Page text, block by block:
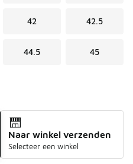
42 42.5
44.5 45
Naar winkel verzenden
Selecteer een winkel